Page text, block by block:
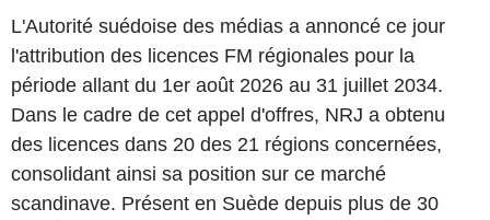
L'Autorité suédoise des médias a annoncé ce jour
l'attribution des licences FM régionales pour la
période allant du 1er août 2026 au 31 juillet 2034.
Dans le cadre de cet appel d'offres, NRJ a obtenu
des licences dans 20 des 21 régions concernées,
consolidant ainsi sa position sur ce marché
scandinave. Présent en Suède depuis plus de 30